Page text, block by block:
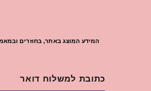
המידע המוצג באתר, בחוזרים
כתובת למשלוח דואר